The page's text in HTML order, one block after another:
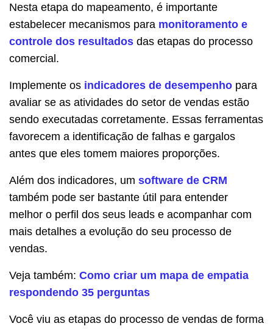
Nesta etapa do mapeamento, é importante
estabelecer mecanismos para monitoramento e
controle dos resultados das etapas do processo
comercial.
Implemente os indicadores de desempenho para
avaliar se as atividades do setor de vendas estão
sendo executadas corretamente. Essas ferramentas
favorecem a identificação de falhas e gargalos
antes que eles tomem maiores proporções.
Além dos indicadores, um software de CRM
também pode ser bastante útil para entender
melhor o perfil dos seus leads e acompanhar com
mais detalhes a evolução do seu processo de
vendas.
Veja também: Como criar um mapa de empatia
respondendo 35 perguntas
Você viu as etapas do processo de vendas de forma